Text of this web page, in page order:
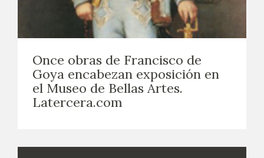
Once obras de Francisco de
Goya encabezan exposición en
el Museo de Bellas Artes.
Latercera.com